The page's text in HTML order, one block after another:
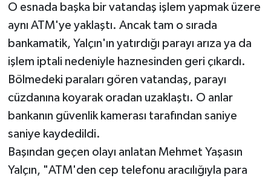
O esnada başka bir vatandaş işlem yapmak üzere
aynı ATM'ye yaklaştı. Ancak tam o sırada
bankamatik, Yalçın'ın yatırdığı parayı arıza ya da
işlem iptali nedeniyle haznesinden geri çıkardı.
Bölmedeki paraları gören vatandaş, parayı
cüzdanına koyarak oradan uzaklaştı. O anlar
bankanın güvenlik kamerası tarafından saniye
saniye kaydedildi.
Başından geçen olayı anlatan Mehmet Yaşasın
Yalçın, "ATM'den cep telefonu aracılığıyla para